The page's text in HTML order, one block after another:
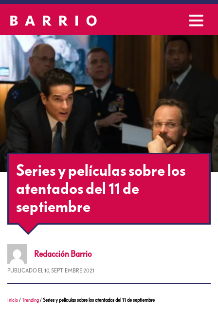
Series y películas sobre los
atentados del 11 de
septiembre
Redacción Barrio
PUBLICADO EL 10, SEPTIEMBRE 2021
Inicio /Trending /Series y películas sobre los atentados del 11 de septiembre